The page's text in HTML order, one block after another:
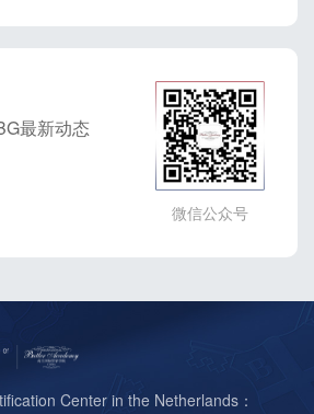
最新动态
微信公众号
Center in the Netherlands：